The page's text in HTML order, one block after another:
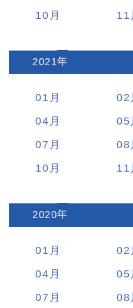
10
11
2021:
01 02
04
05
07
08
10
11
2020:
01 02
04
05
07
08